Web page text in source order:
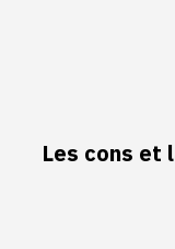
Les cons et